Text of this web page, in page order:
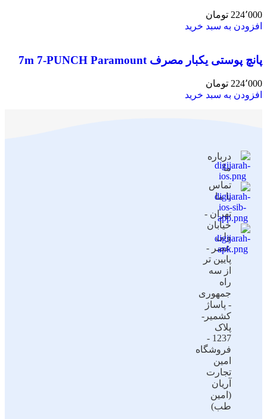
224٬000 تومان
افزودن به سبد خرید
پانچ پوستی یکبار مصرف 7m 7-PUNCH Paramount
224٬000 تومان
افزودن به سبد خرید
درباره
ما
تماس
با ما
تهران -
خیابان
ولی
عصر -
پایین تر
از سه
راه
جمهوری
- پاساژ
کشمیر-
پلاک
1237 -
فروشگاه
امین
تجارت
آریان
(امین
طب)